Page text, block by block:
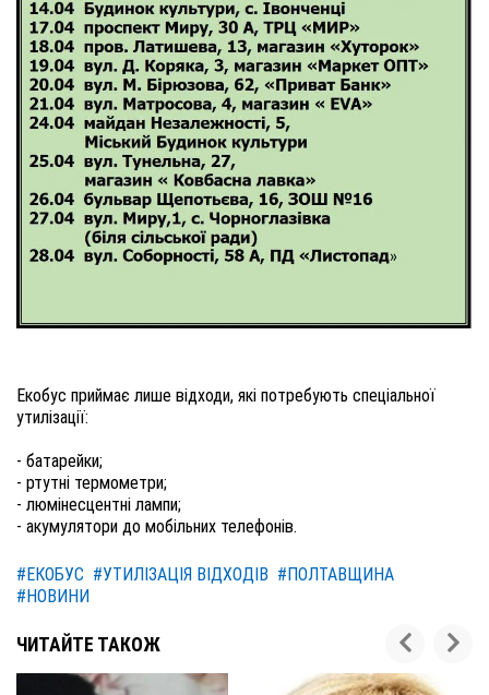
Екобус приймає лише відходи, які потребують спеціальної
утилізації:
- батарейки;
- ртутні термометри;
- люмінесцентні лампи;
- акумулятори до мобільних телефонів.
#ЕКОБУС #УТИЛІЗАЦІЯ ВІДХОДІВ #ПОЛТАВЩИНА
#НОВИНИ
ЧИТАЙТЕ ТАКОЖ